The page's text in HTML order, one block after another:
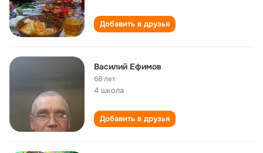
Добавить в друзья
Василий Ефимов
68 лет
4 школа
Добавить в друзья